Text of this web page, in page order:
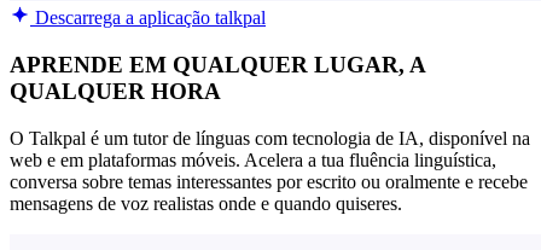
Descarrega a aplicação talkpal
APRENDE EM QUALQUER LUGAR, A
QUALQUER HORA
O Talkpal é um tutor de línguas com tecnologia de IA, disponível na
web e em plataformas móveis. Acelera a tua fluência linguística,
conversa sobre temas interessantes por escrito ou oralmente e recebe
mensagens de voz realistas onde e quando quiseres.